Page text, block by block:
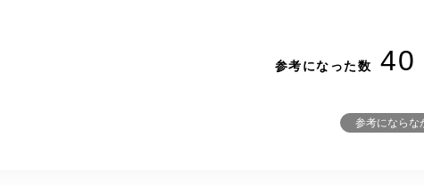
参考になった数 40
参考にならな